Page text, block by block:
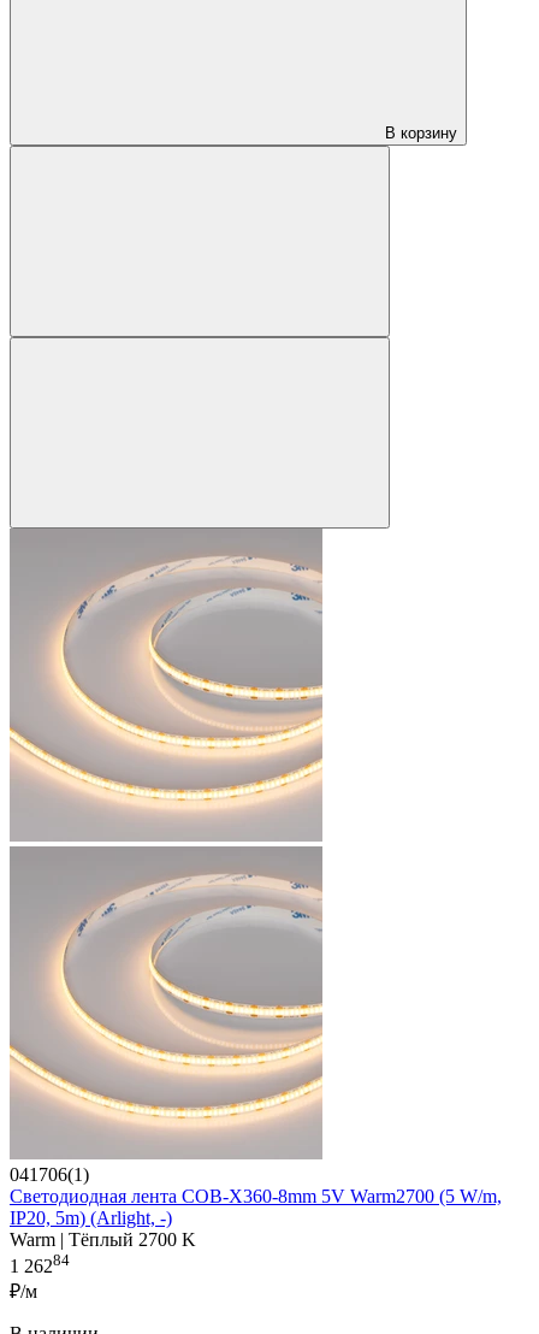
В корзину
041706(1)
Светодиодная лента COB-X360-8mm 5V Warm2700 (5 W/m,
IP20, 5m) (Arlight, -)
Warm | Тёплый 2700 K
1 26284
₽/м